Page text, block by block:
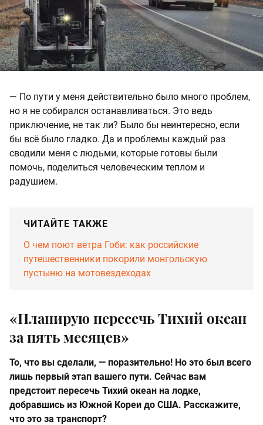
— По пути у меня действительно было много проблем,
но я не собирался останавливаться. Это ведь
приключение, не так ли? Было бы неинтересно, если
бы всё было гладко. Да и проблемы каждый раз
сводили меня с людьми, которые готовы были
помочь, поделиться человеческим теплом и
радушием.
ЧИТАЙТЕ ТАКЖЕ
О чем поют ветра Гоби: как российские
путешественники покорили монгольскую
пустыню на мотовездеходах
«Планирую пересечь Тихий океан
за пять месяцев»
То, что вы сделали, — поразительно! Но это был всего
лишь первый этап вашего пути. Сейчас вам
предстоит пересечь Тихий океан на лодке,
добравшись из Южной Кореи до США. Расскажите,
что это за транспорт?